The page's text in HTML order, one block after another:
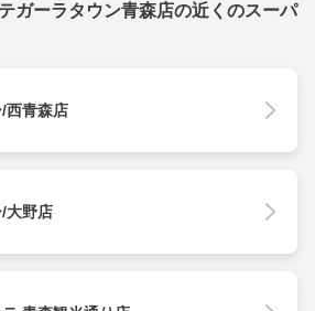
ガーラタウン青森店の近くのスーパ
西青森店
大野店